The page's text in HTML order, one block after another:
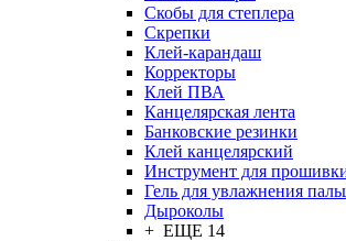
Скобы для степлера
Скрепки
Клей-карандаш
Корректоры
Клей ПВА
Канцелярская лента
Банковские резинки
Клей канцелярский
Инструмент для
Гель для увлажнения
Дыроколы
+ ЕЩЕ 14